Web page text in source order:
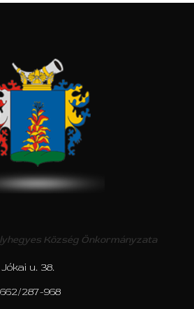
Község Önkormányzata
u. 38.
287-968